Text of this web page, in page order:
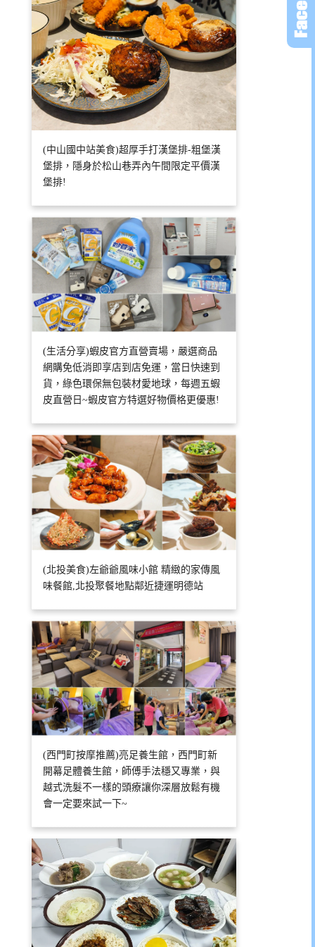
(中山國中站美食)超厚手打漢堡排-粗堡漢
堡排，隱身於松山巷弄內午間限定平價漢
堡排!
(生活分享)蝦皮官方直營賣場，嚴選商品
網購免低消即享店到店免運，當日快速到
貨，綠色環保無包裝材愛地球，每週五蝦
皮直營日~蝦皮官方特選好物價格更優惠!
(北投美食)左爺爺風味小館 精緻的家傳風
味餐館,北投聚餐地點鄰近捷運明德站
(西門町按摩推薦)亮足養生館，西門町新
開幕足體養生館，師傅手法穩又專業，與
越式洗髮不一樣的頭療讓你深層放鬆有機
會一定要來試一下~